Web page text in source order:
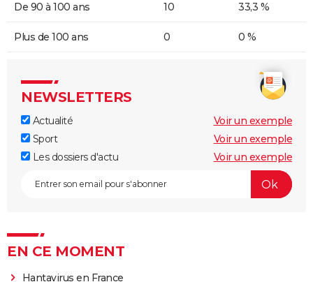
De 90 à 100 ans 10 33,3 %
Plus de 100 ans 0 0 %
NEWSLETTERS
Actualité
Voir un exemple
Sport
Voir un exemple
Les dossiers d'actu
Voir un exemple
EN CE MOMENT
Hantavirus en France